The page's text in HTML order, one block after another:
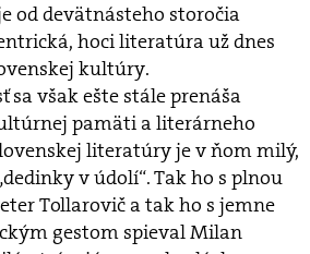
od devätnásteho storočia
hoci literatúra už dnes
kultúry.
sa však ešte stále prenáša
pamäti a literárneho
literatúry je v ňom milý,
v údolí“. Tak ho s plnou
Tollarovič a tak ho s jemne
gestom spieval Milan